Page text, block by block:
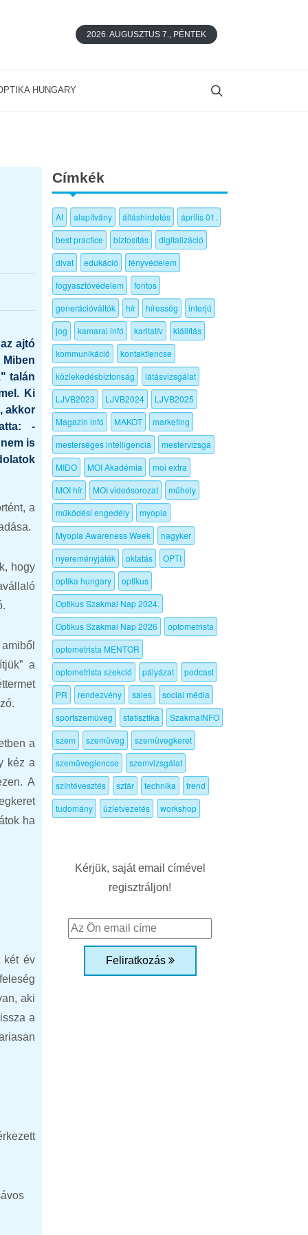
2026. AUGUSZTUS 7., PÉNTEK
HUNGARY
ajtó
talán
Ki
akkor
-
is
a
hogy
a
a
kéz a
A
ha
két év
aki
a
Címkék
AI alapítvány álláshirdetés
április 01.
best practice
biztosítás
digitalizáció
divat
edukáció
fényvédelem
fogyasztóvédelem
fontos
generációváltók
hír híresség
interjú
jog
kamarai infó karitatív
kiállítás
kommunikáció
kontaktlencse
közlekedésbiztonság
látásvizsgálat
LJVB2023
LJVB2024
LJVB2025
Magazin infó
MAKOT
marketing
mesterséges intelligencia
mestervizsga
MIDO
MOI Akadémia
moi extra
MOI hír
MOI videósorozat
műhely
működési engedély
myopia
Myopia Awareness Week
nagyker
nyereményjáték
oktatás
OPTI
optika hungary
optikus
Optikus Szakmai Nap 2024.
Optikus Szakmai Nap 2026
optometrista
optometrista MENTOR
optometrista szekció
pályázat
podcast
PR
rendezvény sales
social média
sportszemüveg
statisztika
SzakmaINFO
szem
szemüveg
szemüvegkeret
szemüveglencse
szemvizsgálat
színtévesztés
sztár technika
trend
tudomány
üzletvezetés workshop
Kérjük, saját email címével
regisztráljon!
Feliratkozás